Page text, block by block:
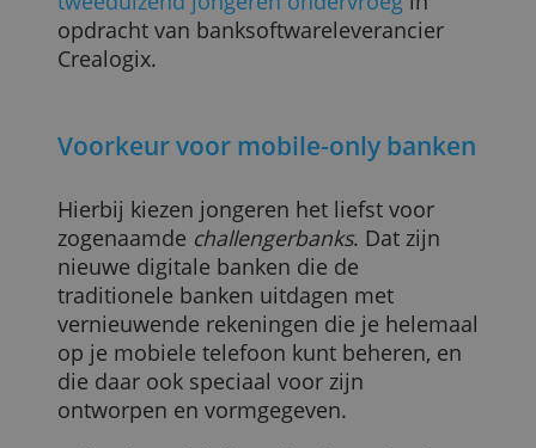
Een derde van de jongeren tussen 18 en
37 jaar opende in de afgelopen vijf jaar
minimaal twee accounts. Dat weet
tweeduizend jongeren ondervroegin
Crealogix.
Voorkeur voor mobile-only
Hierbij kiezen jongeren het liefst voor
zogenaamdechallengerbanks